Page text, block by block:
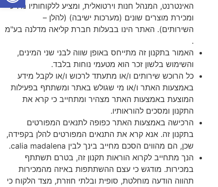
האינטרנט, המנהל חנות וירטואלית, ומציע ללקוחותיו מידע
ומכירת מוצרים שונים (מערכות ישיבה) (להלן –
השירותים). האתר הינו בבעלות חברת קליאה מדלנה בע"מ
.
האמור בתקנון זה מתייחס באופן שווה לבני שני המינים,
והשימוש בלשון זכר הוא מטעמי נוחות בלבד.
כל הרוכש שירותים ו/או מתעתד לרכוש ו/או לקבל מידע
באמצעות האתר ו/או מי שגולש באתר ומשתתף בפעילות
המוצעת באמצעות האתר מצהיר ומתחייב כי קרא את
התקנון ומסכים להוראותיו.
הרכישה באמצעות האתר כפופה לתנאים המפורטים
בתקנון זה. אנא קרא את התנאים המפורטים להלן בקפידה,
שכן, הם מהווים הסכם מחייב בינך לבין calia madalena.
הנך מתחייב לקרוא הוראות תקנון זה, בטרם תשתתף
במכירות. מודגש כי עצם ההשתתפות באיזה מהמכירות
תהווה הודעה מוחלטת, סופית ובלתי חוזרת, מצד הלקוח כי